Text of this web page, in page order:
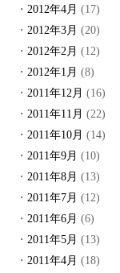
2012年4月 (17)
2012年3月 (20)
2012年2月 (12)
2012年1月 (8)
2011年12月 (16)
2011年11月 (22)
2011年10月 (14)
2011年9月 (10)
2011年8月 (13)
2011年7月 (12)
2011年6月 (6)
2011年5月 (13)
2011年4月 (18)